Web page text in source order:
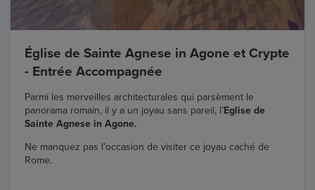
Église de Sainte Agnese in Agone et Crypte
- Entrée Accompagnée
Parmi les merveilles architecturales qui parsèment le
panorama romain, il y a un joyau sans pareil, l’Eglise de
Sainte Agnese in Agone.
Ne manquez pas l’occasion de visiter ce joyau caché de
Rome.